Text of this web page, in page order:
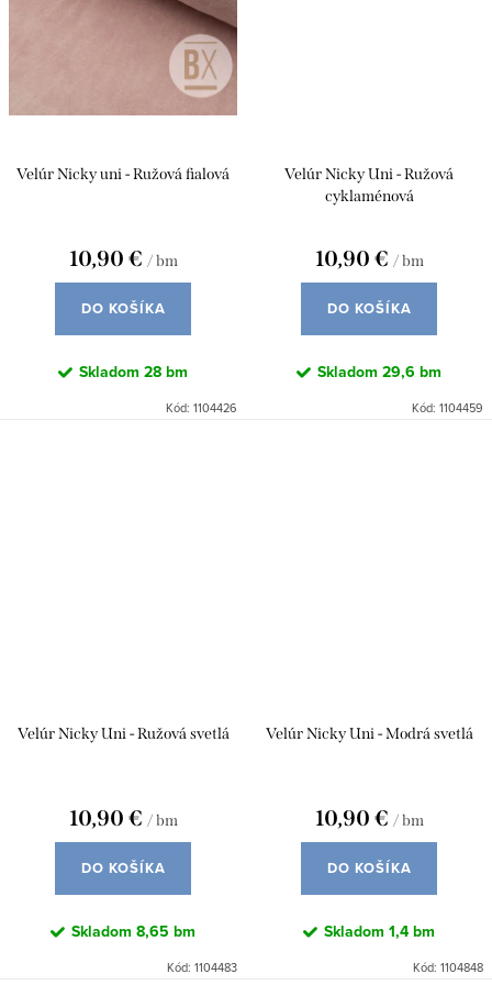
Velúr Nicky uni - Ružová fialová
10,90 € / bm
DO KOŠÍKA
Skladom 28 bm
Kód: 1104426
Velúr Nicky Uni - Ružová
cyklaménová
10,90 € / bm
DO KOŠÍKA
Skladom 29,6 bm
Kód: 1104459
Velúr Nicky Uni - Ružová svetlá
10,90 € / bm
DO KOŠÍKA
Skladom 8,65 bm
Kód: 1104483
Velúr Nicky Uni - Modrá svetlá
10,90 € / bm
DO KOŠÍKA
Skladom 1,4 bm
Kód: 1104848